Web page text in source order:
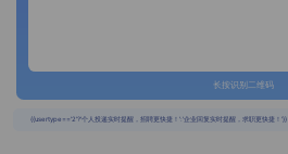
长按识别二维码
{{usertype=='2'?'个人投递实时提醒，招聘更快捷！':'企业回复实时提醒，求职更快捷！'}}